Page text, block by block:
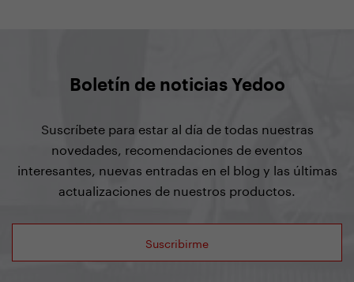
Boletín de noticias Yedoo
Suscríbete para estar al día de todas nuestras
novedades, recomendaciones de eventos
interesantes, nuevas entradas en el blog y las últimas
actualizaciones de nuestros productos.
Suscribirme